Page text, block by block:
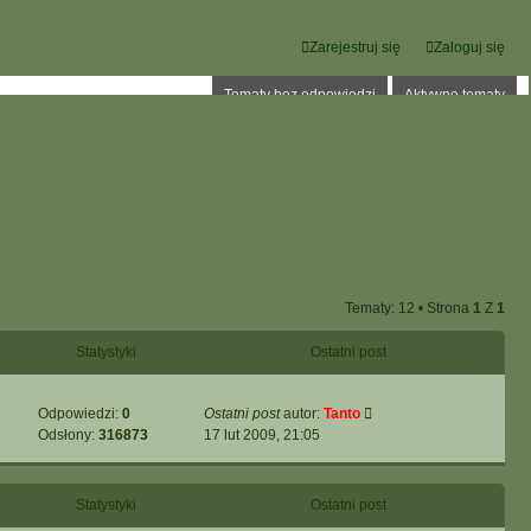
Zaloguj się
Zarejestruj się
Tematy bez odpowiedzi Aktywne tematy
Tematy: 12 • Strona 1 Z 1
Statystyki Ostatni post
Odpowiedzi: 0
Odsłony: 316873
Ostatni postautor: Tanto
17 lut 2009, 21:05
Statystyki Ostatni post